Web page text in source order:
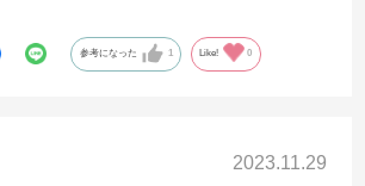
参考になった 1 Like! 0
2023.11.29